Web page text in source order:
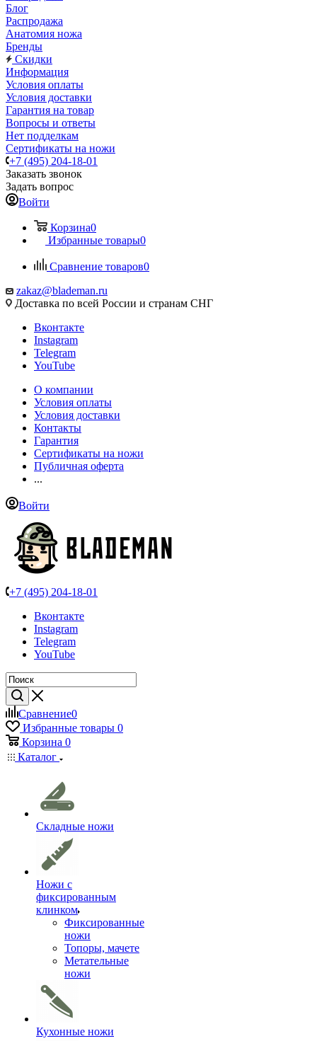
Блог
Распродажа
Анатомия ножа
Бренды
Скидки
Информация
Условия оплаты
Условия доставки
Гарантия на товар
Вопросы и ответы
Нет подделкам
Сертификаты на ножи
+7 (495) 204-18-01
Заказать звонок
Задать вопрос
Войти
Корзина0
Избранные товары0
Сравнение товаров0
zakaz@blademan.ru
Доставка по всей России и странам СНГ
Вконтакте
Instagram
Telegram
YouTube
О компании
Условия оплаты
Условия доставки
Контакты
Гарантия
Сертификаты на ножи
Публичная оферта
...
Войти
+7 (495) 204-18-01
Вконтакте
Instagram
Telegram
YouTube
Сравнение0
Избранные товары 0
Корзина 0
Каталог
Складные ножи
Ножи с
фиксированным
клинком
Фиксированные
ножи
Топоры, мачете
Метательные
ножи
Кухонные ножи